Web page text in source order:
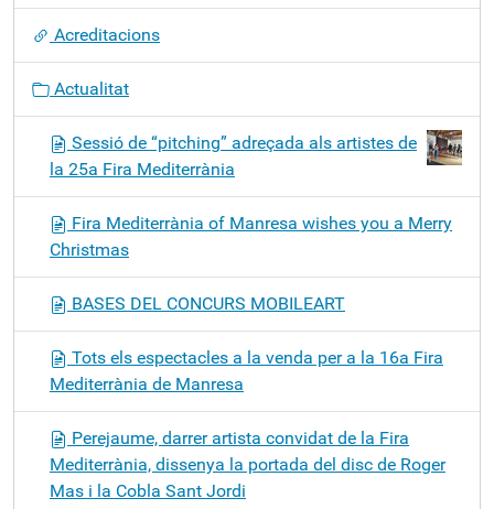
ó
Acreditacions
Actualitat
Sessió de “pitching” adreçada als artistes de
la 25a Fira Mediterrània
Fira Mediterrània of Manresa wishes you a Merry
Christmas
BASES DEL CONCURS MOBILEART
Tots els espectacles a la venda per a la 16a Fira
Mediterrània de Manresa
Perejaume, darrer artista convidat de la Fira
Mediterrània, dissenya la portada del disc de Roger
Mas i la Cobla Sant Jordi